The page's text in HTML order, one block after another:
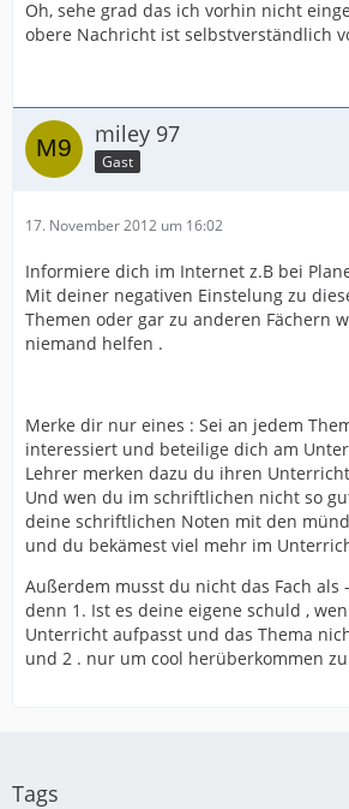
Oh, sehe grad das ich vorhin nicht
obere Nachricht ist selbstverständlich
miley 97
Gast
17. November 2012 um 16:02
Informiere dich im Internet z.B bei
Mit deiner negativen Einstelung zu
Themen oder gar zu anderen Fächern
niemand helfen .
Merke dir nur eines : Sei an jedem
interessiert und beteilige dich am
Lehrer merken dazu du ihren
Und wen du im schriftlichen nicht so
deine schriftlichen Noten mit den
und du bekämest viel mehr im
Außerdem musst du nicht das Fach als
denn 1. Ist es deine eigene schuld ,
Unterricht aufpasst und das Thema
und 2 . nur um cool herüberkommen
Tags